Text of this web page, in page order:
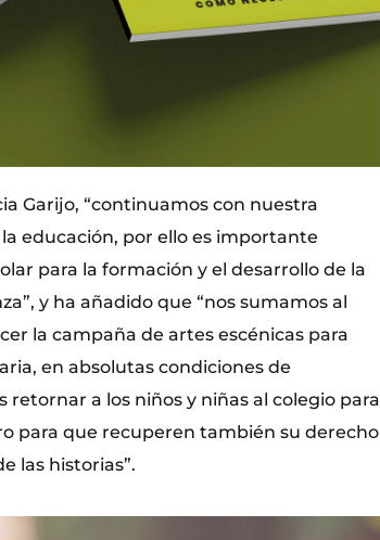
Garijo, “continuamos con nuestra
educación, por ello es importante
para la formación y el desarrollo de la
y ha añadido que “nos sumamos al
la campaña de artes escénicas para
en absolutas condiciones de
a los niños y niñas al colegio para
para que recuperen también su derecho
las historias”.